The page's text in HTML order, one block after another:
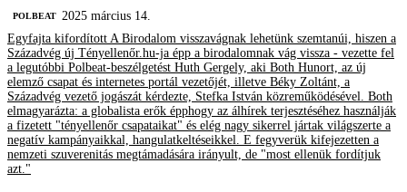
‎POLBEAT
2025 március 14.
Egyfajta kifordított A Birodalom visszavágnak lehetünk szemtanúi, hiszen a
Századvég új Tényellenőr.hu-ja épp a birodalomnak vág vissza - vezette fel
a legutóbbi Polbeat-beszélgetést Huth Gergely, aki Both Hunort, az új
elemző csapat és internetes portál vezetőjét, illetve Béky Zoltánt, a
Századvég vezető jogászát kérdezte, Stefka István közreműködésével. Both
elmagyarázta: a globalista erők épphogy az álhírek terjesztéséhez használják
a fizetett "tényellenőr csapataikat" és elég nagy sikerrel jártak világszerte a
negatív kampányaikkal, hangulatkeltéseikkel. E fegyverük kifejezetten a
nemzeti szuverenitás megtámadására irányult, de "most ellenük fordítjuk
azt."